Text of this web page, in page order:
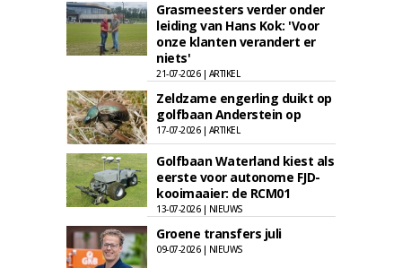
Grasmeesters verder onder
leiding van Hans Kok: 'Voor
onze klanten verandert er
niets'
21-07-2026 | ARTIKEL
Zeldzame engerling duikt op
golfbaan Anderstein op
17-07-2026 | ARTIKEL
Golfbaan Waterland kiest als
eerste voor autonome FJD-
kooimaaier: de RCM01
13-07-2026 | NIEUWS
Groene transfers juli
09-07-2026 | NIEUWS